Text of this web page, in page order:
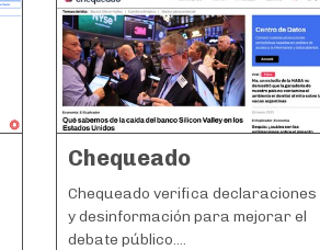
Chequeado
Chequeado verifica declaraciones
y desinformación para mejorar el
debate público....